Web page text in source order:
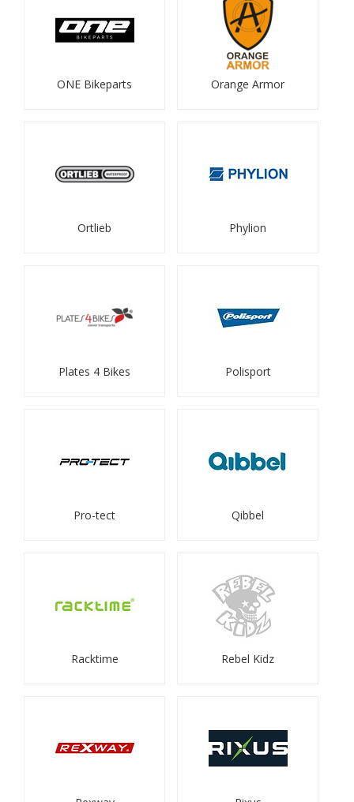
ONE Bikeparts Orange Armor
Ortlieb Phylion
Plates 4 Bikes Polisport
Pro-tect Qibbel
Racktime Rebel Kidz